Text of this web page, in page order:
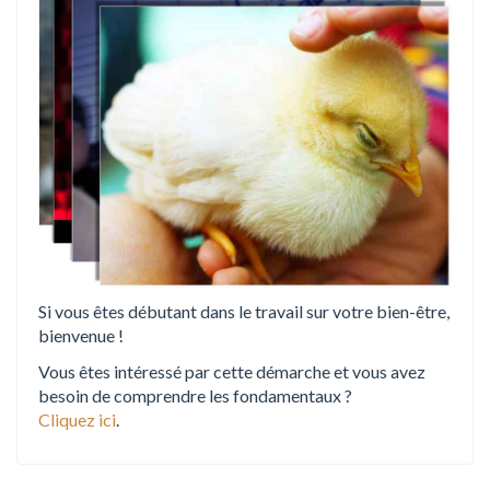
Si vous êtes débutant dans le travail sur votre bien-être,
bienvenue !
Vous êtes intéressé par cette démarche et vous avez
besoin de comprendre les fondamentaux ?
Cliquez ici